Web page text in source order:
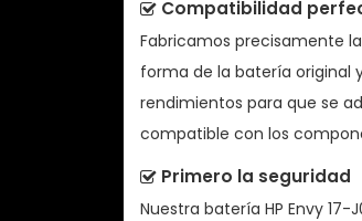
Compatibilidad
Fabricamos precisamente
forma de la batería original
rendimientos para que se
compatible con los
Primero la seguridad
Nuestra batería HP Envy